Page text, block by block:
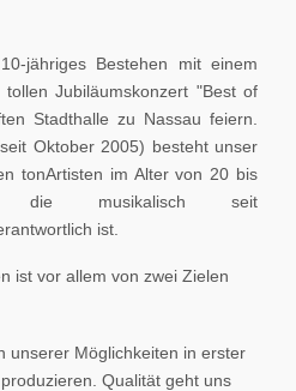
jähriges Bestehen mit einem
Jubiläumskonzert "Best of
Stadthalle zu Nassau feiern.
Oktober 2005) besteht unser
tonArtisten im Alter von 20 bis
musikalisch seit
ist.
ist vor allem von zwei Zielen
unserer Möglichkeiten in erster
Qualität geht uns